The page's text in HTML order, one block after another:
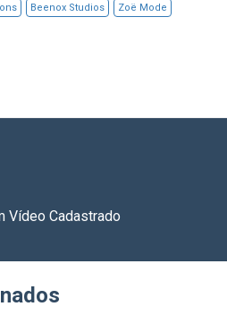
Beenox Studios Zoë Mode
Vídeo Cadastrado